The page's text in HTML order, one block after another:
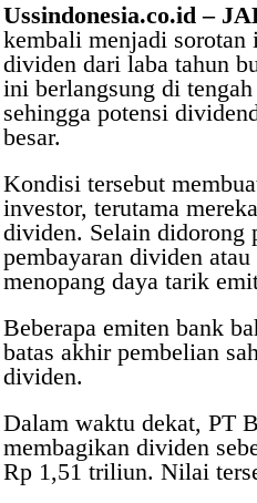
Ussindonesia.co.id –
kembali menjadi sorotan
dividen dari laba tahun
ini berlangsung di
sehingga potensi
besar.
Kondisi tersebut
investor, terutama
dividen. Selain didorong
pembayaran dividen
menopang daya tarik
Beberapa emiten bank
batas akhir pembelian
dividen.
Dalam waktu dekat, PT
membagikan dividen
Rp 1,51 triliun. Nilai